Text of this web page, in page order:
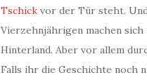
Tschick vor der Tür steht.
Vierzehnjährigen machen sich
Hinterland. Aber vor allem
Falls ihr die Geschichte noch